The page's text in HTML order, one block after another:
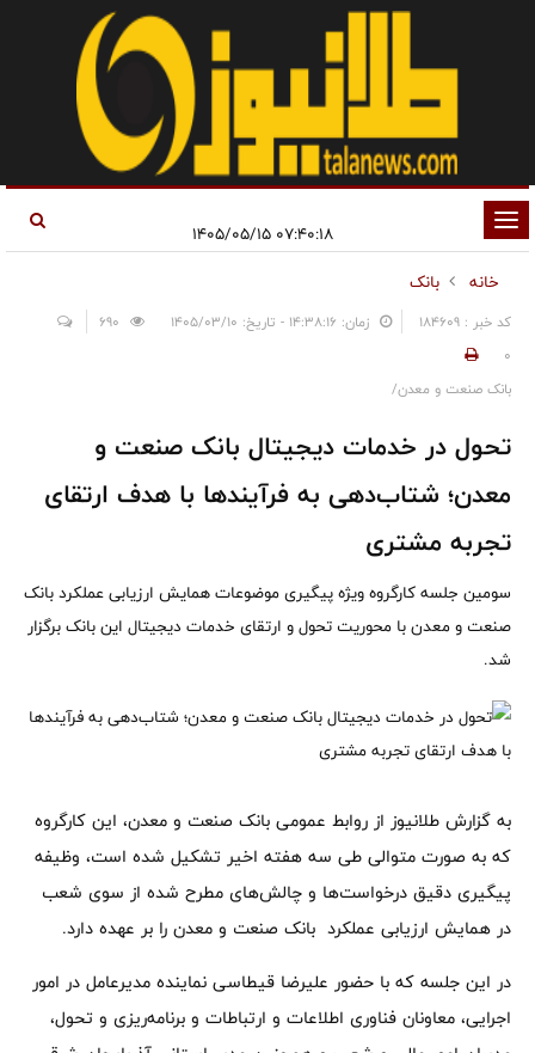
تغییر
وضعیت
ناوبری
۰۷:۴۰:۱۸ ۱۴۰۵/۰۵/۱۵
خانه
بانک
کد خبر : 184609 زمان: ۱۴:۳۸:۱۶ - تاریخ: ۱۴۰۵/۰۳/۱۰
0
بانک صنعت و معدن/
تحول در خدمات دیجیتال بانک صنعت و
معدن؛ شتاب‌دهی به فرآیندها با هدف ارتقای
تجربه مشتری
سومین جلسه کارگروه ویژه پیگیری موضوعات همایش ارزیابی عملکرد بانک
صنعت و معدن با محوریت تحول و ارتقای خدمات دیجیتال این بانک برگزار
شد.
به گزارش طلانیوز از روابط عمومی بانک صنعت و معدن، این کارگروه
که به صورت متوالی طی سه هفته اخیر تشکیل شده است، وظیفه
پیگیری دقیق درخواست‌ها و چالش‌های مطرح شده از سوی شعب
در همایش ارزیابی عملکرد بانک صنعت و معدن را بر عهده دارد.
در این جلسه که با حضور علیرضا قیطاسی نماینده مدیرعامل در امور
اجرایی، معاونان فناوری اطلاعات و ارتباطات و برنامه‌ریزی و تحول،